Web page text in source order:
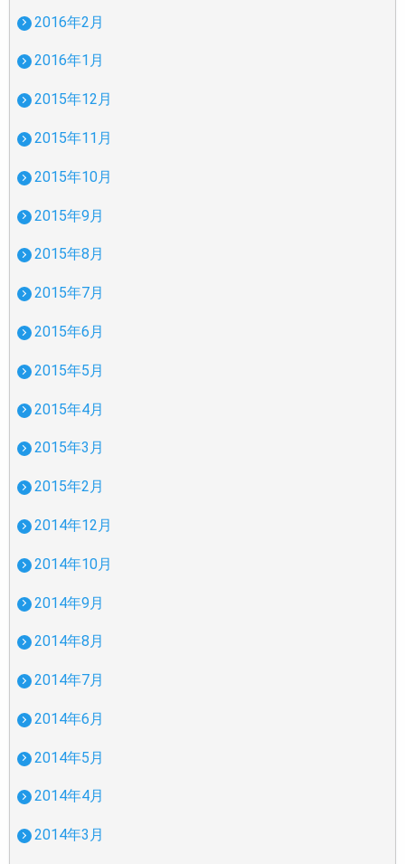
2016年2月
2016年1月
2015年12月
2015年11月
2015年10月
2015年9月
2015年8月
2015年7月
2015年6月
2015年5月
2015年4月
2015年3月
2015年2月
2014年12月
2014年10月
2014年9月
2014年8月
2014年7月
2014年6月
2014年5月
2014年4月
2014年3月